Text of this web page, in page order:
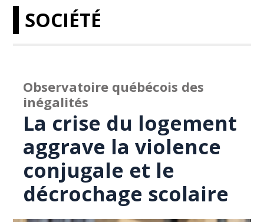
SOCIÉTÉ
Observatoire québécois des
inégalités
La crise du logement
aggrave la violence
conjugale et le
décrochage scolaire